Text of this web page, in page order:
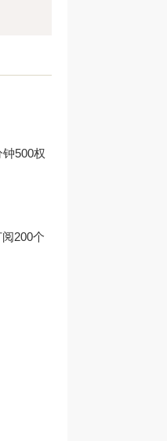
500权
200个